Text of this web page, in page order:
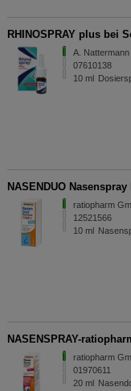
RHINOSPRAY plus bei
A.
07610138
10 ml
NASENDUO
ratiopharm
12521566
10 ml
NASENSPRAY-
ratiopharm
01970611
20 ml